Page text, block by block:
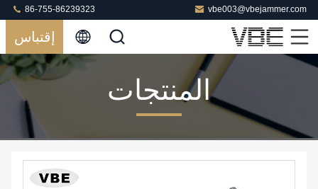
vbe003@vbejammer.com
86-755-86239323
إقتباس
المنتجات